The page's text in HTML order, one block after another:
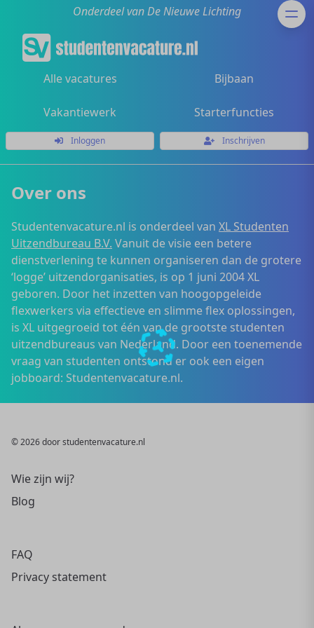
Onderdeel van De Nieuwe Lichting
Alle vacatures Bijbaan
Vakantiewerk Starterfuncties
Inloggen Inschrijven
Over ons
Studentenvacature.nl is onderdeel van XL Studenten
Uitzendbureau B.V. Vanuit de visie een betere
dienstverlening te kunnen organiseren dan de grotere
‘logge’ uitzendorganisaties, is op 1 juni 2004 XL
geboren. Door het inzetten van hoogopgeleide
flexwerkers via effectieve en slimme flex oplossingen,
is XL uitgegroeid tot één van de grootste studenten
uitzendbureaus van Nederland. Door een toenemende
vraag van studenten ontstond er ook een eigen
jobboard: Studentenvacature.nl.
© 2026 door studentenvacature.nl
Wie zijn wij?
Blog
FAQ
Privacy statement